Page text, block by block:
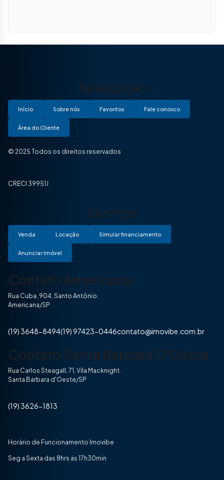
Navegação
Início Sobre nós Favoritos Fale conosco
Área do Cliente
© 2025 Todos os direitos reservados
CRECI 39951J
Serviços
Venda Locação Simular financiamento
Anunciar Imóvel
Contato Americana
Rua Cuba, 904, Santo Antônio.
Americana/SP
(19) 3648-8494(19) 97423-0446contato@imovibe.com.br
Contato Santa Bárbara D'Oeste
Rua Carlos Steagall, 71, Vila Macknight.
Santa Bárbara d'Oeste/SP
(19) 3626-1813
Horário de Funcionamento Imovibe
Seg a Sexta das 8hrs às 17h30min